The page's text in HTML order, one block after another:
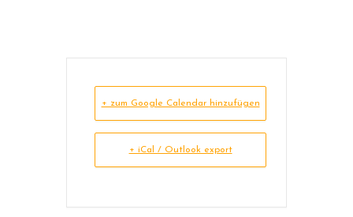
+ zum Google Calendar hinzufügen
+ iCal / Outlook export